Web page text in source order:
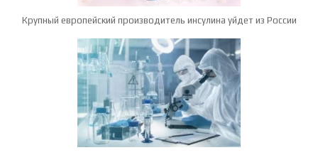
Крупный европейский производитель инсулина уйдет из России